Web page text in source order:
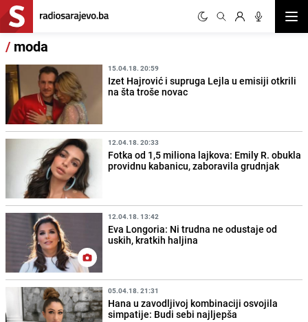
/ moda
15.04.18. 20:59
Izet Hajrović i supruga Lejla u emisiji otkrili
na šta troše novac
12.04.18. 20:33
Fotka od 1,5 miliona lajkova: Emily R. obukla
providnu kabanicu, zaboravila grudnjak
12.04.18. 13:42
Eva Longoria: Ni trudna ne odustaje od
uskih, kratkih haljina
05.04.18. 21:31
Hana u zavodljivoj kombinaciji osvojila
simpatije: Budi sebi najljepša